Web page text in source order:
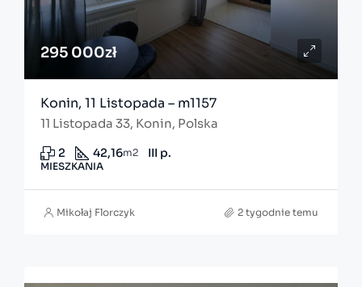
295 000zł
Konin, 11 Listopada – m1157
11 Listopada 33, Konin, Polska
2 42,16m2 III p.
MIESZKANIA
Mikołaj Florczyk 2 tygodnie temu